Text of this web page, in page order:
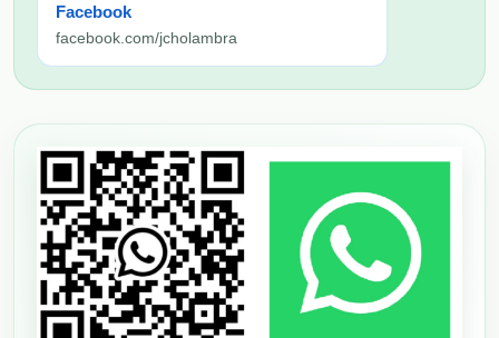
Facebook
facebook.com/jcholambra